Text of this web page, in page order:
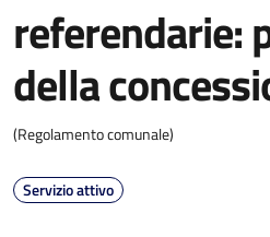
referendarie:
della
(Regolamento comunale)
Servizio attivo